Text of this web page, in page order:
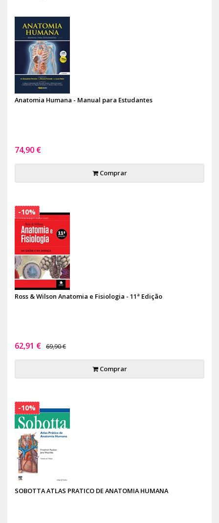
Anatomia Humana - Manual para Estudantes
74,90 €
Comprar
Ross & Wilson Anatomia e Fisiologia - 11ª Edição
62,91 € 69,90 €
Comprar
-10%
SOBOTTA ATLAS PRATICO DE ANATOMIA HUMANA
-10%